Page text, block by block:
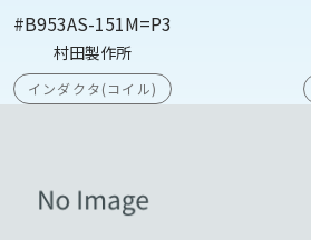
#B953AS-151M=P3
村田製作所
インダクタ(コイル)